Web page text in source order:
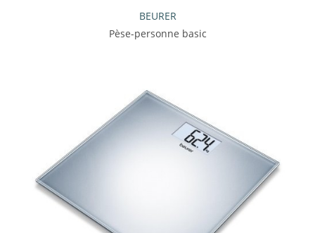
BEURER
Pèse-personne basic